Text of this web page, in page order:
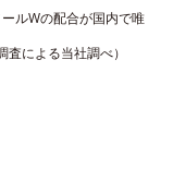
ルWの配合が国内で唯
による当社調べ）